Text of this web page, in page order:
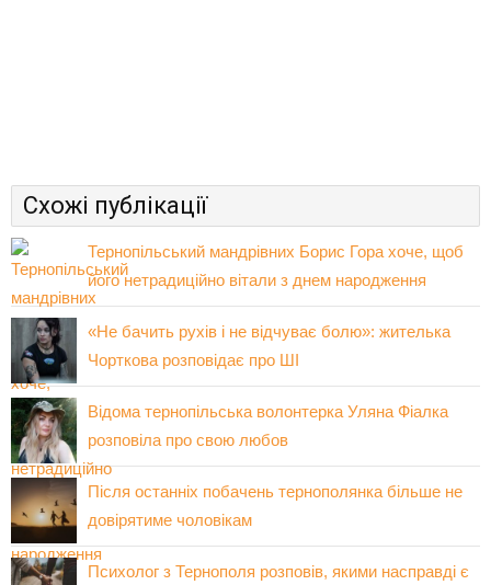
Схожі публікації
Тернопільський мандрівних Борис Гора хоче, щоб
його нетрадиційно вітали з днем народження
«Не бачить рухів і не відчуває болю»: жителька
Чорткова розповідає про ШІ
Відома тернопільська волонтерка Уляна Фіалка
розповіла про свою любов
Після останніх побачень тернополянка більше не
довірятиме чоловікам
Психолог з Тернополя розповів, якими насправді є